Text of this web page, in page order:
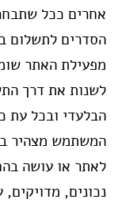
אחרים ככל
הסדרים לתשלום
מפעילת האתר
לשנות את דרך
הבלעדי ובכל עת
המשתמש מצהיר
לאתר או עושה
נכונים,